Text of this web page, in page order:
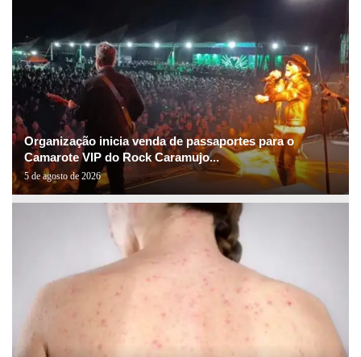
Organização inicia venda de passaportes para o
Camarote VIP do Rock Caramujo...
5 de agosto de 2026